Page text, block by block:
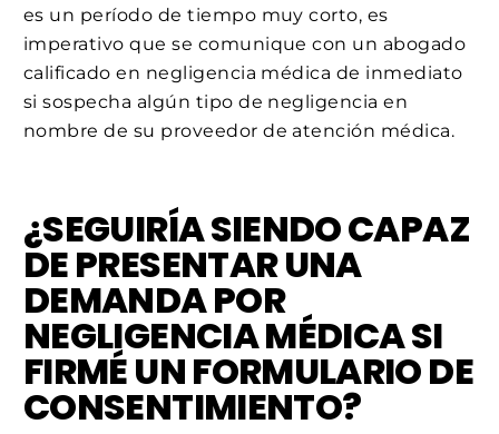
es un período de tiempo muy corto, es
imperativo que se comunique con un abogado
calificado en negligencia médica de inmediato
si sospecha algún tipo de negligencia en
nombre de su proveedor de atención médica.
¿SEGUIRÍA SIENDO CAPAZ
DE PRESENTAR UNA
DEMANDA POR
NEGLIGENCIA MÉDICA SI
FIRMÉ UN FORMULARIO DE
CONSENTIMIENTO?